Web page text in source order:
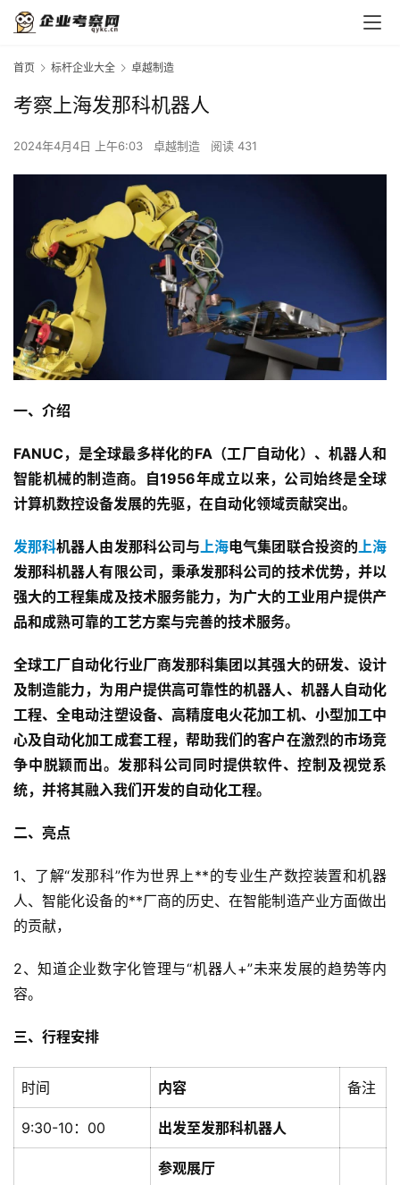
首页 标杆企业大全 卓越制造
考察上海发那科机器人
2024年4月4日 上午6:03 卓越制造 阅读 431
一、介绍
FANUC，是全球最多样化的FA（工厂自动化）、机器人和
智能机械的制造商。自1956年成立以来，公司始终是全球
计算机数控设备发展的先驱，在自动化领域贡献突出。
发那科机器人由发那科公司与上海电气集团联合投资的上海
发那科机器人有限公司，秉承发那科公司的技术优势，并以
强大的工程集成及技术服务能力，为广大的工业用户提供产
品和成熟可靠的工艺方案与完善的技术服务。
全球工厂自动化行业厂商发那科集团以其强大的研发、设计
及制造能力，为用户提供高可靠性的机器人、机器人自动化
工程、全电动注塑设备、高精度电火花加工机、小型加工中
心及自动化加工成套工程，帮助我们的客户在激烈的市场竞
争中脱颖而出。发那科公司同时提供软件、控制及视觉系
统，并将其融入我们开发的自动化工程。
二、亮点
1、了解“发那科”作为世界上**的专业生产数控装置和机器
人、智能化设备的**厂商的历史、在智能制造产业方面做出
的贡献，
2、知道企业数字化管理与“机器人+”未来发展的趋势等内
容。
三、行程安排
时间 内容 备注
9:30-10：00 出发至发那科机器人
参观展厅